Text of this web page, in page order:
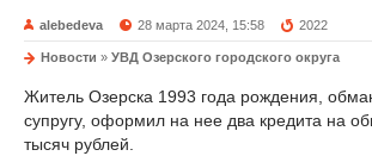
alebedeva 28 марта 2024, 15:58 2022
Новости » УВД Озерского городского округа
Житель Озерска 1993 года рождения,
супругу, оформил на нее два кредита на
тысяч рублей.